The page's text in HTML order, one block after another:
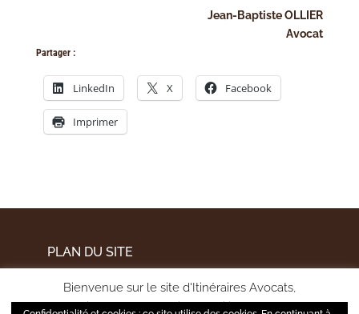
Jean-Baptiste OLLIER
Avocat
Partager :
LinkedIn X Facebook
Imprimer
PLAN DU SITE
POLITIQUE DE CONFIDENTIALITÉ
Bienvenue sur le site d'Itinéraires Avocats,
pour améliorer votre expérience utilisateur et mesurer